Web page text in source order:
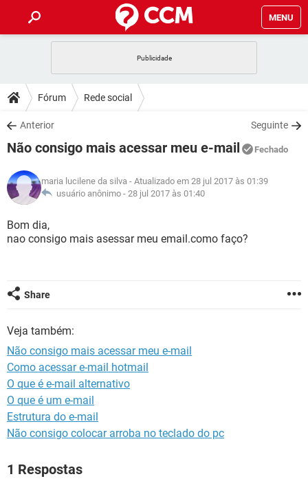
MENU
CELULAR
OUTLOOK
INSTAGRAM GMAIL
GUIA DE COMPRAS
DICAS
JOGOS
INSTAGRAM GMAIL
GUIA DE COMPRAS
DOWNLOADS
JOGOS WHATSAPP
CELULAR
OUTLOOK EXCEL
INSTAGRAM
GUIA DE COMPRAS
JOGOS WHATSAPP
CELULAR
OUTLOOK
GLOSSÁRIO
JOGOS
CELULAR FACEBOOK
INSTAGRAM
Fórum Rede social
Anterior Seguinte
Não consigo mais acessar meu e-mail Fechado
maria lucilene da silva - Atualizado em 28 jul 2017 às 01:39
usuário anônimo - 28 jul 2017 às 01:40
Bom dia,
nao consigo mais asessar meu email.como faço?
Share
Veja também:
Não consigo mais acessar meu e-mail
Como acessar e-mail hotmail
O que é e-mail alternativo
O que é um e-mail
Estrutura do e-mail
Não consigo colocar arroba no teclado do pc
1 Respostas